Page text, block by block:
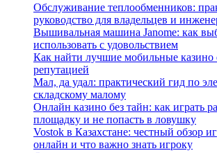
Обслуживание теплообменников:
руководство для владельцев и
Вышивальная машина Janome: как
использовать с удовольствием
Как найти лучшие мобильные казино
репутацией
Мал, да удал: практический гид по
складскому малому
Онлайн казино без тайн: как играть
площадку и не попасть в ловушку
Vostok в Казахстане: честный обзор
онлайн и что важно знать игроку